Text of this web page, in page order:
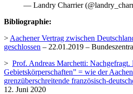
— Landry Charrier
Bibliographie:
> Aachener Vertrag zwischen
geschlossen – 22.01.2019 –
> Prof. Andreas Marchetti: Nachgefragt.
Gebietskörperschaften” = wie der
grenzüberschreitende französisch-
12. Juni 2020